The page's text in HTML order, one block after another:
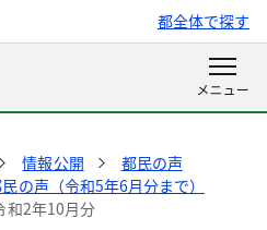
都全体で探す
情報公開
都民の声
の声（令和5年6月分まで）
和2年10月分